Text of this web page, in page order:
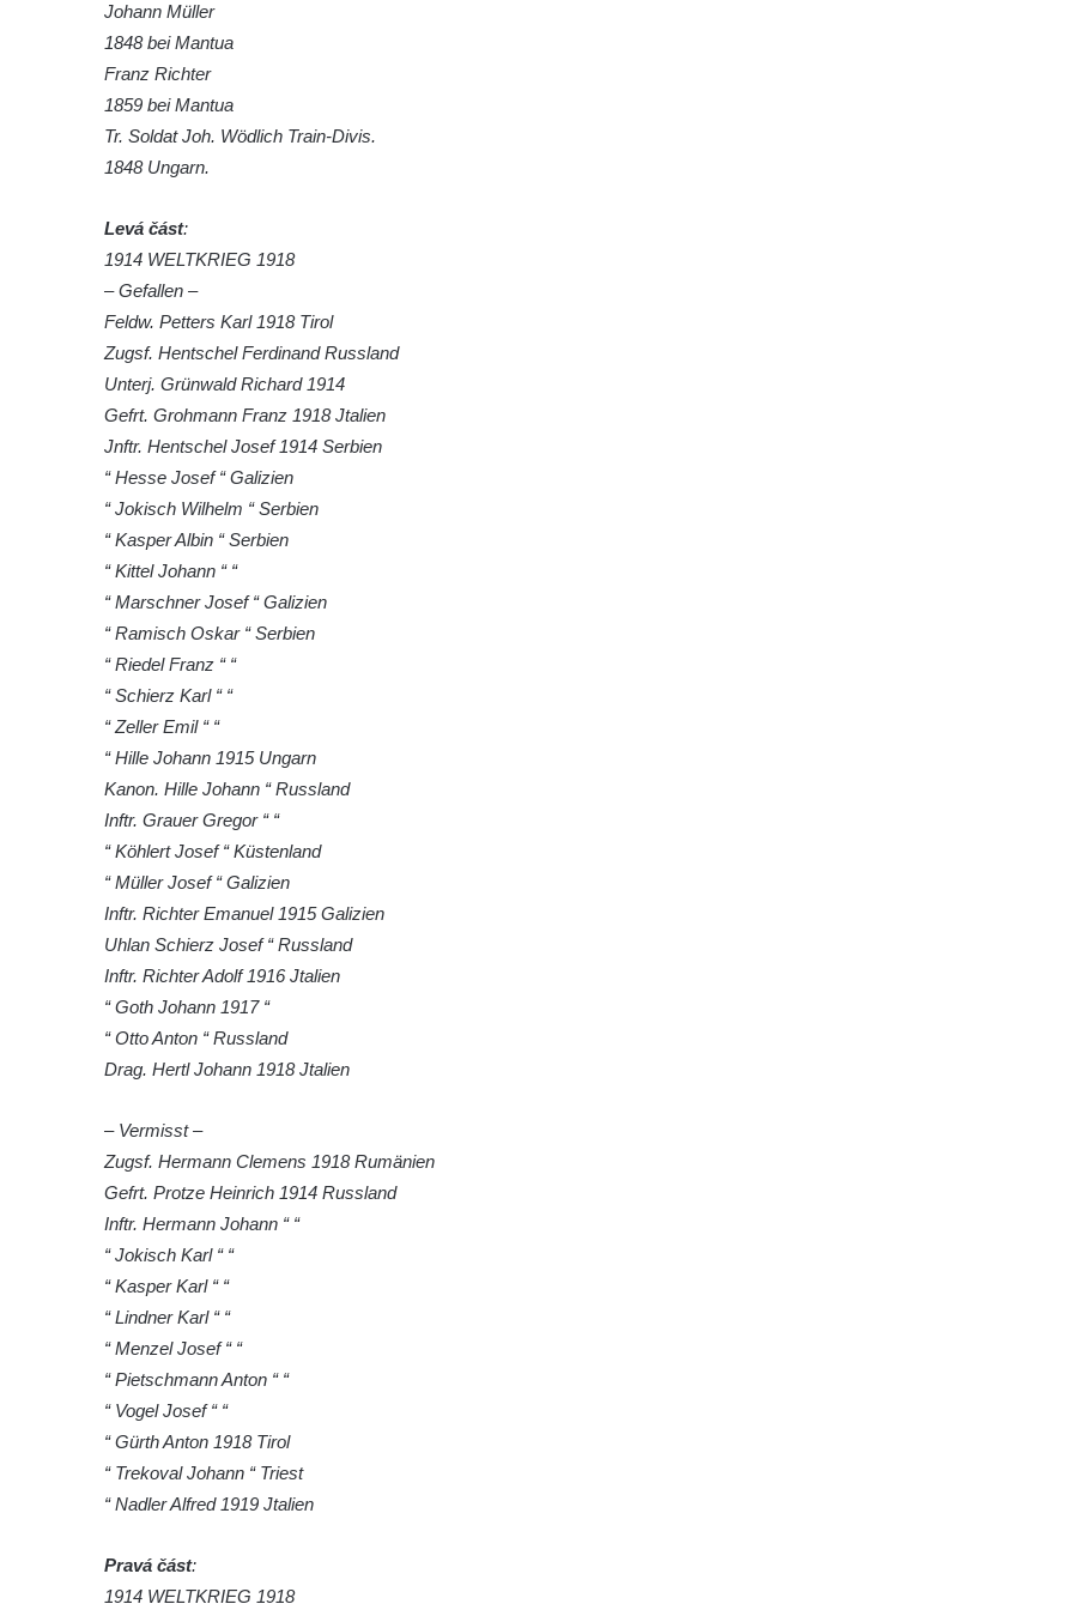
Pomník obětem 1. světové války v Dolním
Předoníně
Pomník obětem 2. světové války v Plavu
Pamětní deska obětem 1. světové války v
Plavu
Kenotaf Antona Klause na hřbitově v
Dolním Podluží
Kenotaf Heinricha Klause na hřbitově v
Dolním Podluží
Kenotaf Josefa Stolle na hřbitově v Dolním
Podluží
Pomník obětem 1. světové války na
židovském hřbitově v Mostě
Pamětní deska Miroslava Švice na domě
čp. 43 v Lužci nad Vltavou
Pomník obětem 2. světové války v ulici 1.
máje v Lužci nad Vltavou
Pomník obětem válek v ulici 1. máje v Lužci
nad Vltavou
Hrob Vladislava Neumana v Hostíně u
Vojkovic
Kenotaf Václava Floriána na hřbitově v
Lužci nad Vltavou
nad Vltavou
Hrob Václava Kufnera na hřbitově v Lužci
nad Vltavou
Pomník vojákům Rudé armády na hřbitově
v Lužci nad Vltavou
Kenotaf Alfeda Harnische na hřbitově v
Hrobčicích
Pomník obětem válek v Hrobčicích
Pomník obětem válek v Mirošovicích
Hrob vojáků Rudé armády na hřbitově v
Johann Müller
1848 bei Mantua
Franz Richter
1859 bei Mantua
Tr. Soldat Joh. Wödlich Train-Divis.
1848 Ungarn.
Levá část:
1914 WELTKRIEG 1918
– Gefallen –
Feldw. Petters Karl 1918 Tirol
Zugsf. Hentschel Ferdinand Russland
Unterj. Grünwald Richard 1914
Gefrt. Grohmann Franz 1918 Jtalien
Jnftr. Hentschel Josef 1914 Serbien
“ Hesse Josef “ Galizien
“ Jokisch Wilhelm “ Serbien
“ Kasper Albin “ Serbien
“ Kittel Johann “ “
“ Marschner Josef “ Galizien
“ Ramisch Oskar “ Serbien
“ Riedel Franz “ “
“ Schierz Karl “ “
“ Zeller Emil “ “
“ Hille Johann 1915 Ungarn
Kanon. Hille Johann “ Russland
Inftr. Grauer Gregor “ “
“ Köhlert Josef “ Küstenland
“ Müller Josef “ Galizien
Inftr. Richter Emanuel 1915 Galizien
Uhlan Schierz Josef “ Russland
Inftr. Richter Adolf 1916 Jtalien
“ Goth Johann 1917 “
“ Otto Anton “ Russland
Drag. Hertl Johann 1918 Jtalien
– Vermisst –
Zugsf. Hermann Clemens 1918 Rumänien
Gefrt. Protze Heinrich 1914 Russland
Inftr. Hermann Johann “ “
“ Jokisch Karl “ “
“ Kasper Karl “ “
“ Lindner Karl “ “
“ Menzel Josef “ “
“ Pietschmann Anton “ “
“ Vogel Josef “ “
“ Gürth Anton 1918 Tirol
“ Trekoval Johann “ Triest
“ Nadler Alfred 1919 Jtalien
Pravá část:
1914 WELTKRIEG 1918